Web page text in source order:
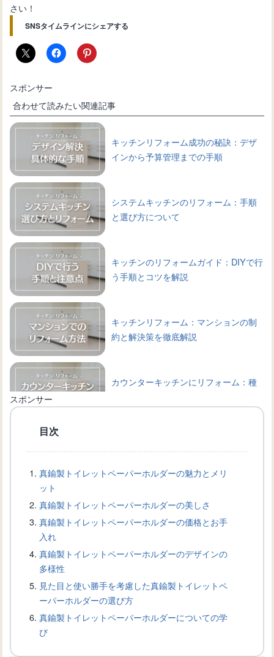
さい！
SNSタイムラインにシェアする
スポンサー
合わせて読みたい関連記事
キッチンリフォーム成功の秘訣：デザ
インから予算管理までの手順
システムキッチンのリフォーム：手順
と選び方について
キッチンのリフォームガイド：DIYで行
う手順とコツを解説
キッチンリフォーム：マンションの制
約と解決策を徹底解説
カウンターキッチンにリフォーム：種
インインとインテリア
トイレの壁紙黄ばみ対策！原因・除去
方法・予防法を徹底解説
トイレの壁紙トラブル！カビが発生し
トイレをモダンに！壁紙で作るおしゃ
スポンサー
目次
真鍮製トイレットペーパーホルダーの魅力とメリ
ット
真鍮製トイレットペーパーホルダーの美しさ
真鍮製トイレットペーパーホルダーの価格とお手
入れ
真鍮製トイレットペーパーホルダーのデザインの
多様性
見た目と使い勝手を考慮した真鍮製トイレットペ
ーパーホルダーの選び方
真鍮製トイレットペーパーホルダーについての学
び